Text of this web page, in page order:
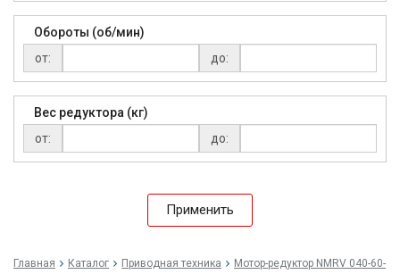
Обороты (об/мин)
от:
до:
Вес редуктора (кг)
от:
до:
Применить
Главная Каталог Приводная техника
Мо­тор-ре­дук­тор NMRV 040-60-